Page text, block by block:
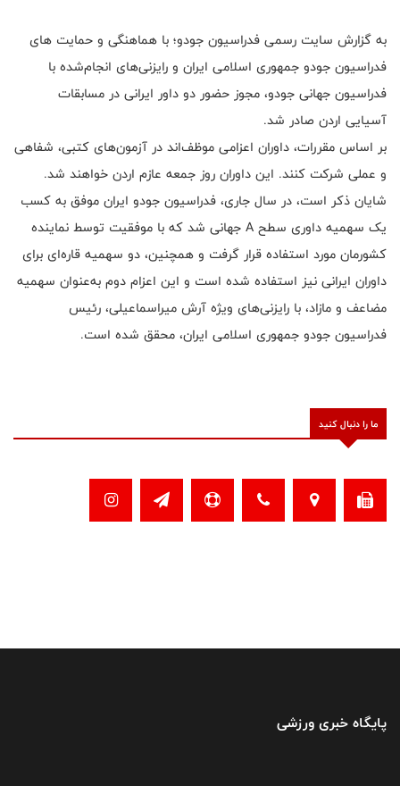
به گزارش سایت رسمی فدراسیون جودو؛ با هماهنگی و حمایت های
فدراسیون جودو جمهوری اسلامی ایران و رایزنی‌های انجام‌شده با
فدراسیون جهانی جودو، مجوز حضور دو داور ایرانی در مسابقات
آسیایی اردن صادر شد.
بر اساس مقررات، داوران اعزامی موظف‌اند در آزمون‌های کتبی، شفاهی
و عملی شرکت کنند. این داوران روز جمعه عازم اردن خواهند شد.
شایان ذکر است، در سال جاری، فدراسیون جودو ایران موفق به کسب
یک سهمیه داوری سطح A جهانی شد که با موفقیت توسط نماینده
کشورمان مورد استفاده قرار گرفت و همچنین، دو سهمیه قاره‌ای برای
داوران ایرانی نیز استفاده شده است و این اعزام دوم به‌عنوان سهمیه
مضاعف و مازاد، با رایزنی‌های ویژه آرش میراسماعیلی، رئیس
فدراسیون جودو جمهوری اسلامی ایران، محقق شده است.
ما را دنبال کنید
پایگاه خبری ورزشی